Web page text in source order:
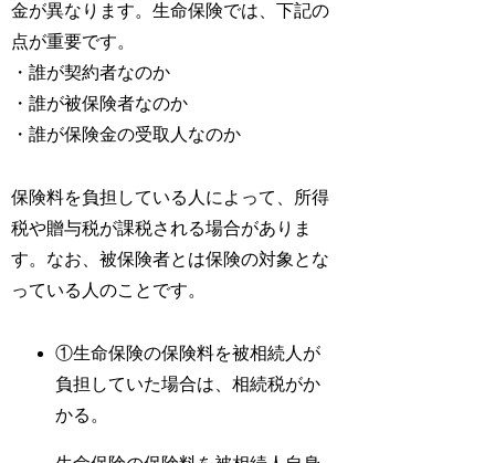
金が異なります。生命保険では、下記の
点が重要です。
・誰が契約者なのか
・誰が被保険者なのか
・誰が保険金の受取人なのか
保険料を負担している人によって、所得
税や贈与税が課税される場合がありま
す。なお、被保険者とは保険の対象とな
っている人のことです。
①生命保険の保険料を被相続人が
負担していた場合は、相続税がか
かる。